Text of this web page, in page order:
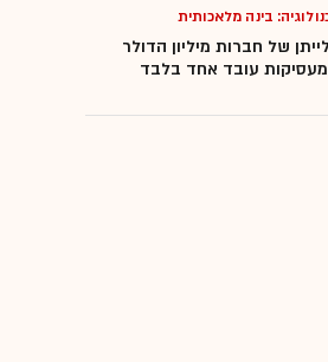
בינה מלאכותית
של חברות מיליון הדולר
עובד אחד בלבד